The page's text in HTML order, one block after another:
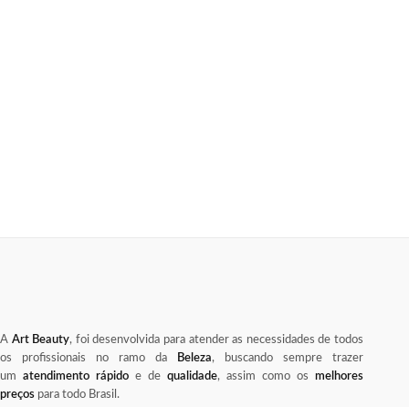
A Art Beauty, foi desenvolvida para atender as necessidades de todos
os profissionais no ramo da
Beleza, buscando sempre trazer
um atendimento rápido e de qualidade, assim como os melhores
preços para todo Brasil.